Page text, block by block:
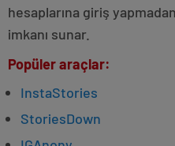
hesaplarına giriş
imkanı sunar.
Popüler araçlar:
InstaStories
StoriesDown